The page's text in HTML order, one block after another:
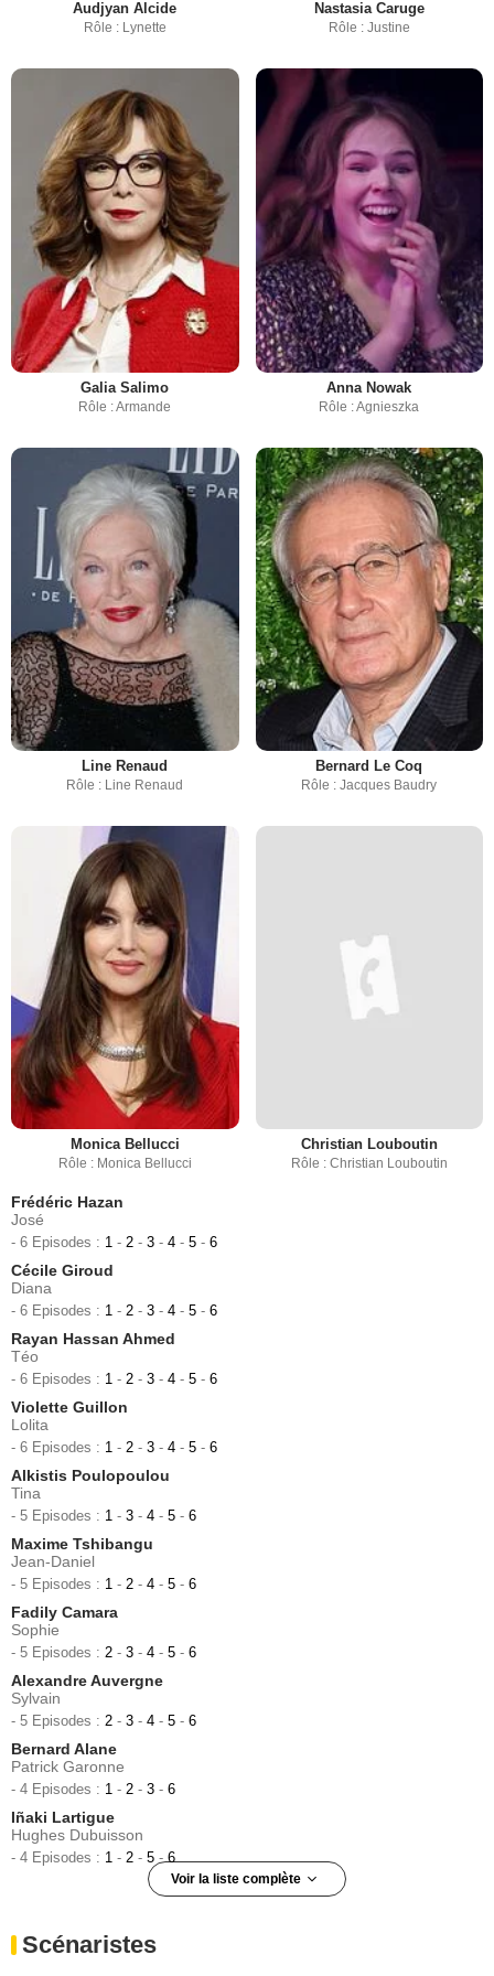
Audjyan Alcide
Rôle : Lynette
Nastasia Caruge
Rôle : Justine
Galia Salimo
Rôle : Armande
Anna Nowak
Rôle : Agnieszka
Line Renaud
Rôle : Line Renaud
Bernard Le Coq
Rôle : Jacques Baudry
Monica Bellucci
Rôle : Monica Bellucci
Christian Louboutin
Rôle : Christian Louboutin
Frédéric Hazan
José
- 6 Episodes : 1 - 2 - 3 - 4 - 5 - 6
Cécile Giroud
Diana
- 6 Episodes : 1 - 2 - 3 - 4 - 5 - 6
Rayan Hassan Ahmed
Téo
- 6 Episodes : 1 - 2 - 3 - 4 - 5 - 6
Violette Guillon
Lolita
- 6 Episodes : 1 - 2 - 3 - 4 - 5 - 6
Alkistis Poulopoulou
Tina
- 5 Episodes : 1 - 3 - 4 - 5 - 6
Maxime Tshibangu
Jean-Daniel
- 5 Episodes : 1 - 2 - 4 - 5 - 6
Fadily Camara
Sophie
- 5 Episodes : 2 - 3 - 4 - 5 - 6
Alexandre Auvergne
Sylvain
- 5 Episodes : 2 - 3 - 4 - 5 - 6
Bernard Alane
Patrick Garonne
- 4 Episodes : 1 - 2 - 3 - 6
Iñaki Lartigue
Hughes Dubuisson
- 4 Episodes : 1 - 2 - 5 -6
Voir la liste complète
- 4 Episodes :1-2-3
Scénaristes